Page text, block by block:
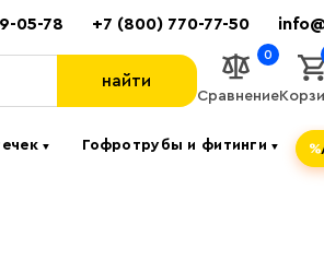
05-78 +7 (800) 770-77-50
найти
Сравнение
0
▼ Гофротрубы и фитинги▼